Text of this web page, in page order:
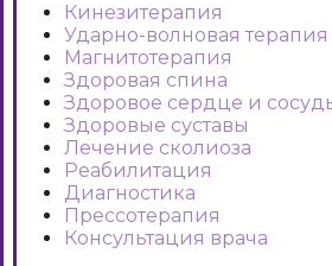
Кинезитерапия
Ударно-волновая терапия
Магнитотерапия
Здоровая спина
Здоровое сердце и
Здоровые суставы
Лечение сколиоза
Реабилитация
Диагностика
Прессотерапия
Консультация врача